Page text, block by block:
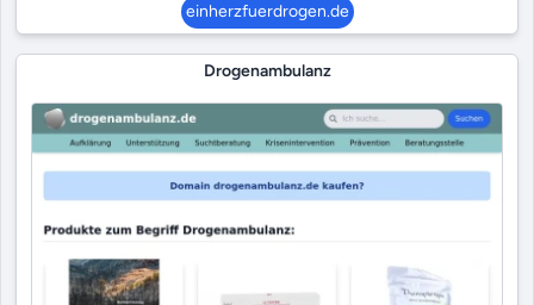
einherzfuerdrogen.de
Drogenambulanz